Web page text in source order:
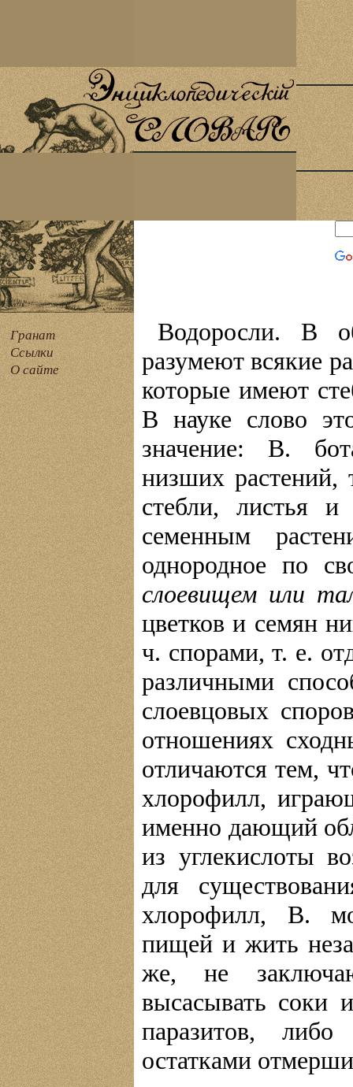
Гранат
Ссылки
О сайте
Водоросли. В
разумеют всякие
которые имеют
В науке слово
значение: В.
низших растений,
стебли, листья
семенным
однородное по
слоевищем или
цветков и семян
ч. спорами, т. е.
различными
слоевцовых
отношениях
отличаются тем,
хлорофилл,
именно дающий
из углекислоты
для
хлорофилл, В.
пищей и жить
же, не
высасывать соки
паразитов,
остатками